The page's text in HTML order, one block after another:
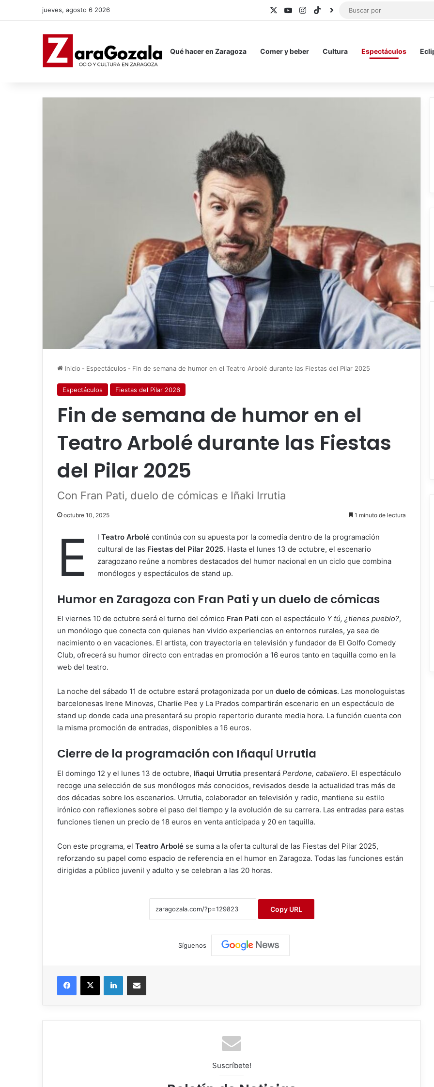
jueves, agosto 6 2026 YouTubeInstagram
TikTokBlueSky
Qué hacer en Zaragoza Comer y beber Cultura Espectáculos
Inicio - Espectáculos - Fin de semana de humor en el Teatro Arbolé durante las Fiestas del Pilar 2025
Espectáculos Fiestas del Pilar 2026
Fin de semana de humor en el
Teatro Arbolé durante las Fiestas
del Pilar 2025
Con Fran Pati, duelo de cómicas e Iñaki Irrutia
octubre 10, 2025 1 minuto de lectura
E l Teatro Arbolé continúa con su apuesta por la comedia dentro de la programación
cultural de las Fiestas del Pilar 2025. Hasta el lunes 13 de octubre, el escenario
zaragozano reúne a nombres destacados del humor nacional en un ciclo que combina
monólogos y espectáculos de stand up.
Humor en Zaragoza con Fran Pati y un duelo de cómicas
El viernes 10 de octubre será el turno del cómico Fran Pati con el espectáculo Y tú, ¿tienes pueblo?,
un monólogo que conecta con quienes han vivido experiencias en entornos rurales, ya sea de
nacimiento o en vacaciones. El artista, con trayectoria en televisión y fundador de El Golfo Comedy
Club, ofrecerá su humor directo con entradas en promoción a 16 euros tanto en taquilla como en la
web del teatro.
La noche del sábado 11 de octubre estará protagonizada por un duelo de cómicas. Las monologuistas
barcelonesas Irene Minovas, Charlie Pee y La Prados compartirán escenario en un espectáculo de
stand up donde cada una presentará su propio repertorio durante media hora. La función cuenta con
la misma promoción de entradas, disponibles a 16 euros.
Cierre de la programación con Iñaqui Urrutia
El domingo 12 y el lunes 13 de octubre, Iñaqui Urrutia presentará Perdone, caballero. El espectáculo
recoge una selección de sus monólogos más conocidos, revisados desde la actualidad tras más de
dos décadas sobre los escenarios. Urrutia, colaborador en televisión y radio, mantiene su estilo
irónico con reflexiones sobre el paso del tiempo y la evolución de su carrera. Las entradas para estas
funciones tienen un precio de 18 euros en venta anticipada y 20 en taquilla.
Con este programa, el Teatro Arbolé se suma a la oferta cultural de las Fiestas del Pilar 2025,
reforzando su papel como espacio de referencia en el humor en Zaragoza. Todas las funciones están
dirigidas a público juvenil y adulto y se celebran a las 20 horas.
Copy URL
Síguenos
Suscríbete!